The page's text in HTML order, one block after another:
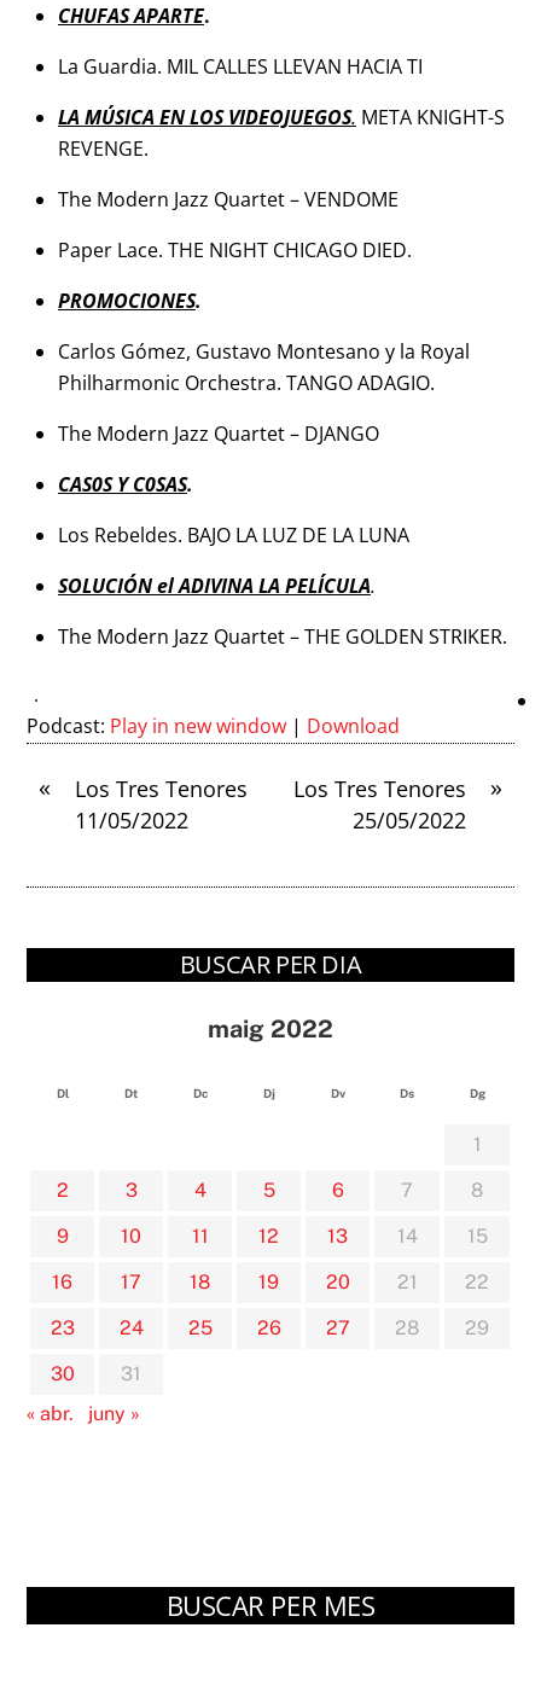
CHUFAS APARTE.
La Guardia. MIL CALLES LLEVAN HACIA TI
LA MÚSICA EN LOS VIDEOJUEGOS. META KNIGHT-S
REVENGE.
The Modern Jazz Quartet – VENDOME
Paper Lace. THE NIGHT CHICAGO DIED.
PROMOCIONES.
Carlos Gómez, Gustavo Montesano y la Royal
Philharmonic Orchestra. TANGO ADAGIO.
The Modern Jazz Quartet – DJANGO
CAS0S Y C0SAS.
Los Rebeldes. BAJO LA LUZ DE LA LUNA
SOLUCIÓN el ADIVINA LA PELÍCULA.
The Modern Jazz Quartet – THE GOLDEN STRIKER.
Podcast: Play in new window | Download
«
Los Tres Tenores
11/05/2022
»
Los Tres Tenores
25/05/2022
BUSCAR PER DIA
maig 2022
Dl Dt Dc Dj Dv Ds Dg
1
2
3 4 5 6 7
8
9
10 11 12 13 14
15
16
17 18 19 20 21
22
23
24 25 26 27 28
29
30
31
« abr.
juny »
BUSCAR PER MES